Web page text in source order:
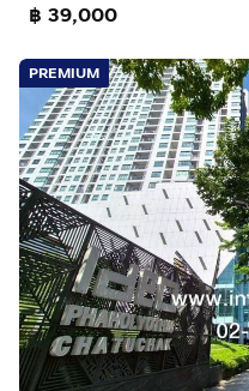
฿ 39,000
PREMIUM